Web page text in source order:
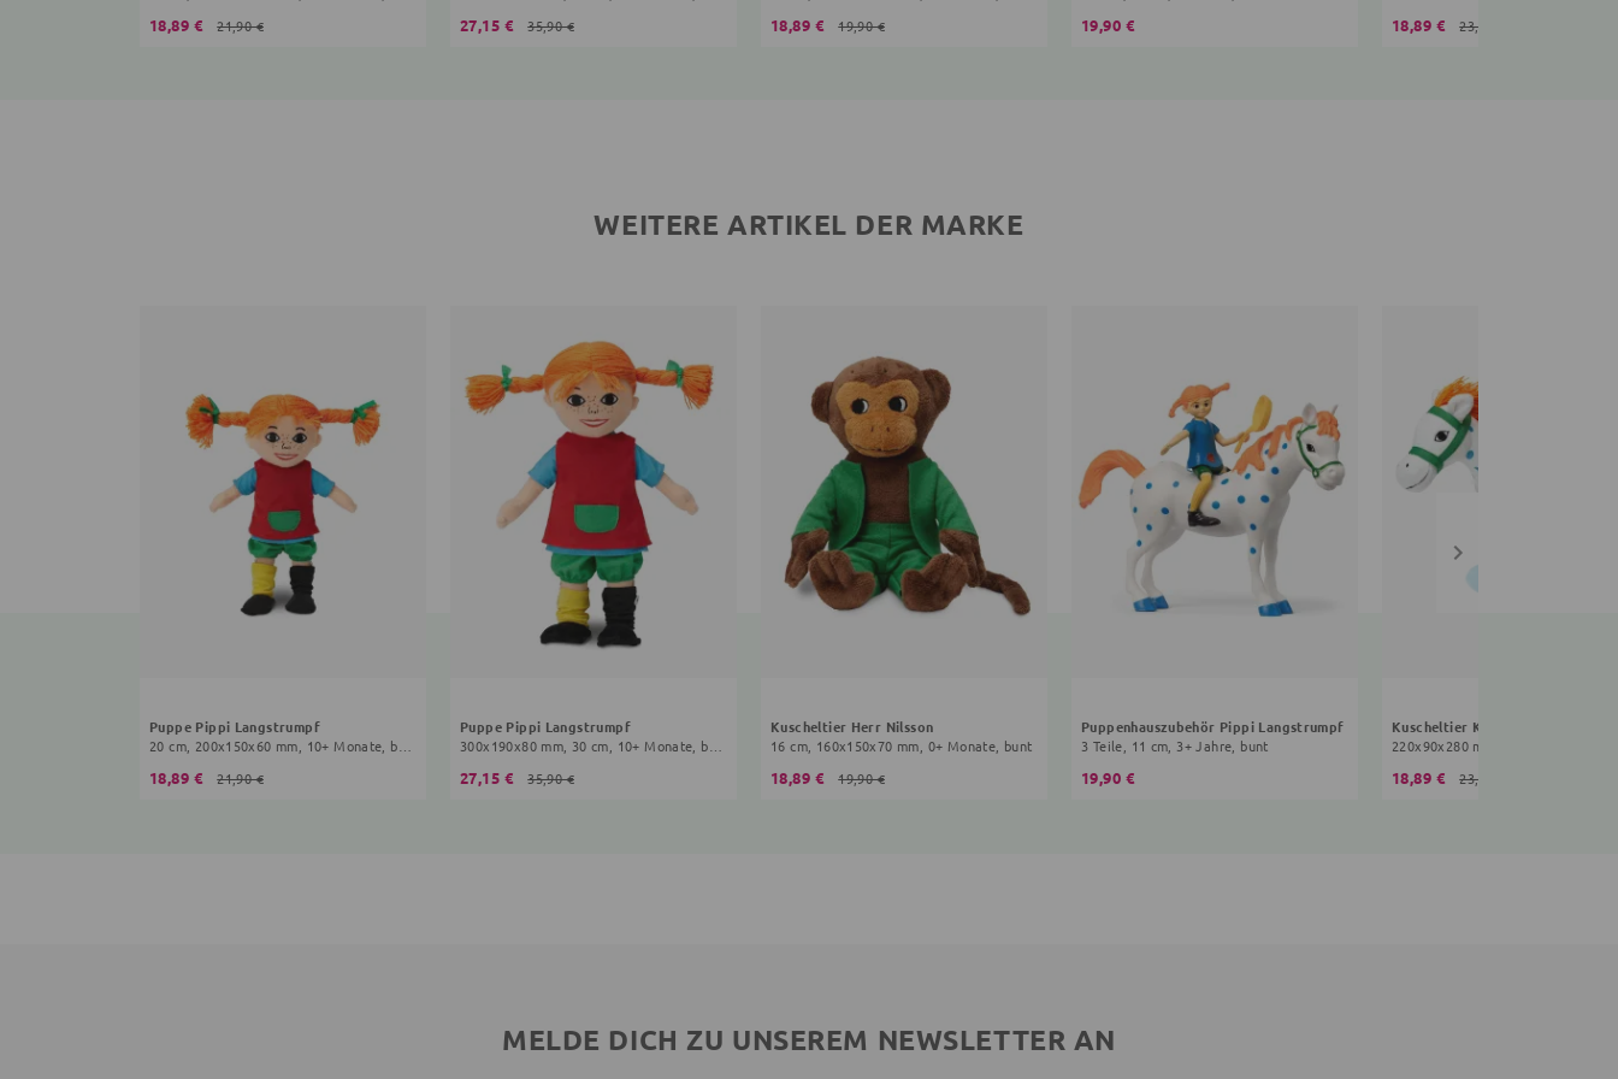
18,89 € 21,90 € 27,15 € 35,90 € 18,89 € 19,90 € 19,90 € 18,89 € 23,90 €
WEITERE ARTIKEL DER MARKE
Puppe Pippi Langstrumpf
18,89 € 21,90 €
Puppe Pippi Langstrumpf
27,15 € 35,90 €
Kuscheltier Herr Nilsson
16 cm, 160x150x70 mm, 0+ Monate, bunt
18,89 € 19,90 €
Puppenhauszubehör Pippi Langstrumpf
3 Teile, 11 cm, 3+ Jahre, bunt
19,90 €
Kuscheltier Kleiner Onkel
220x90x280 mm, 22 cm, 0+
18,89 € 23,90 €
MELDE DICH ZU UNSEREM NEWSLETTER AN